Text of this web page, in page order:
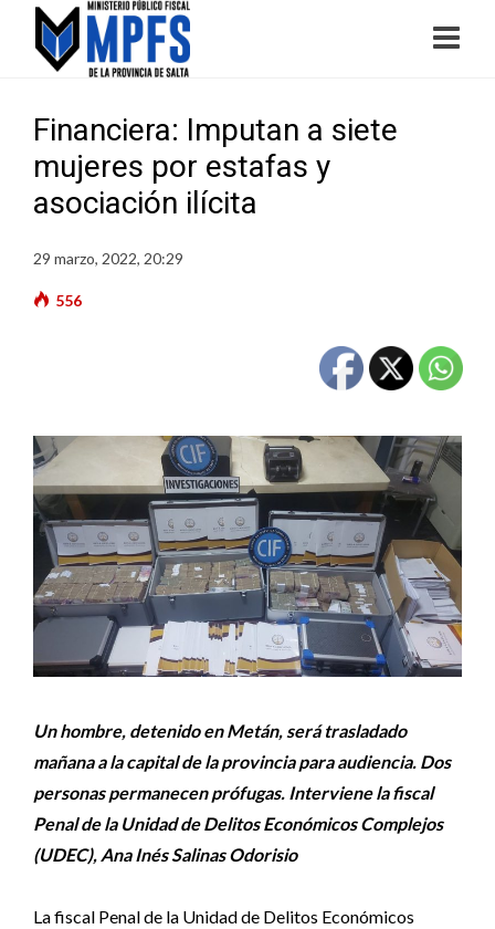
Financiera: Imputan a siete
mujeres por estafas y
asociación ilícita
29 marzo, 2022, 20:29
556
Un hombre, detenido en Metán, será trasladado
mañana a la capital de la provincia para audiencia. Dos
personas permanecen prófugas. Interviene la fiscal
Penal de la Unidad de Delitos Económicos Complejos
(UDEC), Ana Inés Salinas Odorisio
La fiscal Penal de la Unidad de Delitos Económicos